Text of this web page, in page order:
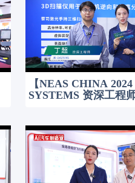
【NEAS CHINA
SYSTEMS 资深工程